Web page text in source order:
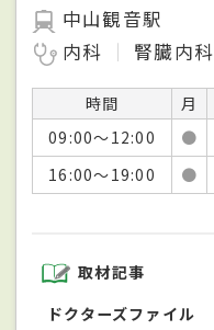
中山観音駅
内科
腎臓内科
時間 月
09:00～12:00
●
16:00～19:00
●
取材記事
ドクターズファイル